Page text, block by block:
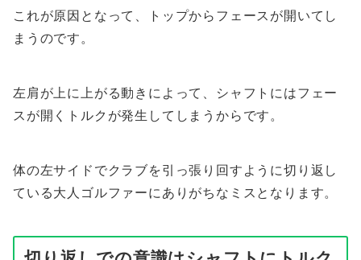
これが原因となって、トップからフェースが開いてし
まうのです。
左肩が上に上がる動きによって、シャフトにはフェー
スが開くトルクが発生してしまうからです。
体の左サイドでクラブを引っ張り回すように切り返し
ている大人ゴルファーにありがちなミスとなります。